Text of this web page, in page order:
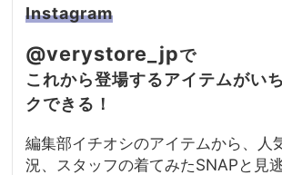
Instagram
@verystore_jpで
これから登場するアイテムがい
クできる！
編集部イチオシのアイテムから、人
況、スタッフの着てみたSNAPと見